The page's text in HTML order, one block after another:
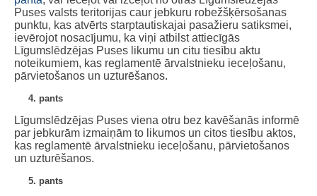
Puses valsts teritorijas caur jebkuru robežšķērsošanas
punktu, kas atvērts starptautiskajai pasažieru satiksmei,
ievērojot nosacījumu, ka viņi atbilst attiecīgās
Līgumslēdzējas Puses likumu un citu tiesību aktu
noteikumiem, kas reglamentē ārvalstnieku ieceļošanu,
pārvietošanos un uzturēšanos.
4. pants
Līgumslēdzējas Puses viena otru bez kavēšanās informē
par jebkurām izmaiņām to likumos un citos tiesību aktos,
kas reglamentē ārvalstnieku ieceļošanu, pārvietošanos
un uzturēšanos.
5. pants